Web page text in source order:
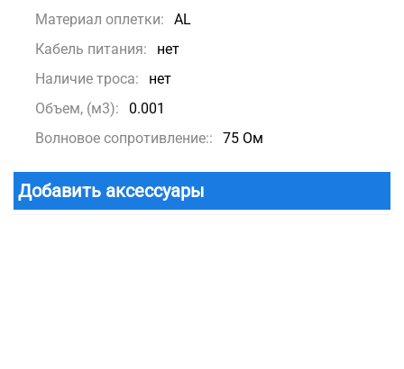
Материал оплетки:
AL
Кабель питания:
нет
Наличие троса:
нет
Объем, (м3):
0.001
Волновое сопротивление::
75 Ом
Добавить аксессуары